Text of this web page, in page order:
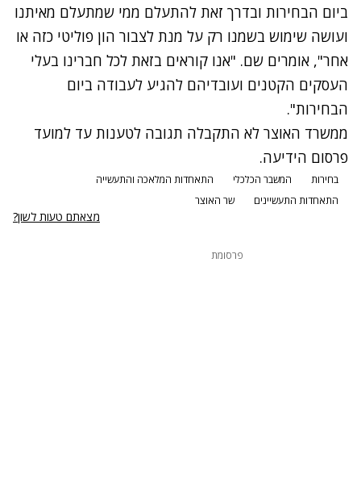
ביום הבחירות ובדרך זאת להתעלם ממי שמתעלם מאיתנו
ועושה שימוש בשמנו רק על מנת לצבור הון פוליטי כזה או
אחר", אומרים שם. "אנו קוראים בזאת לכל חברינו בעלי
העסקים הקטנים ועובדיהם להגיע לעבודה ביום
הבחירות".
ממשרד האוצר לא התקבלה תגובה לטענות עד למועד
פרסום הידיעה.
בחירות המשבר הכלכלי
התאחדות המלאכה והתעשייה
התאחדות התעשיינים
שר האוצר
מצאתם טעות לשון?
פרסומת